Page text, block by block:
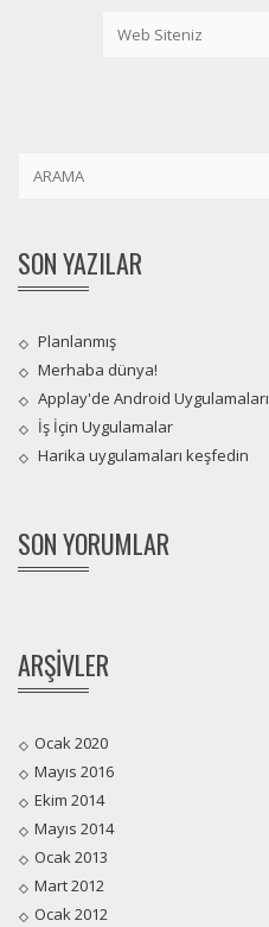
SON YAZILAR
Planlanmış
Merhaba dünya!
Applay'de Android Uygulamaları
İş İçin Uygulamalar
Harika uygulamaları keşfedin
SON YORUMLAR
ARŞIVLER
Ocak 2020
Mayıs 2016
Ekim 2014
Mayıs 2014
Ocak 2013
Mart 2012
Ocak 2012